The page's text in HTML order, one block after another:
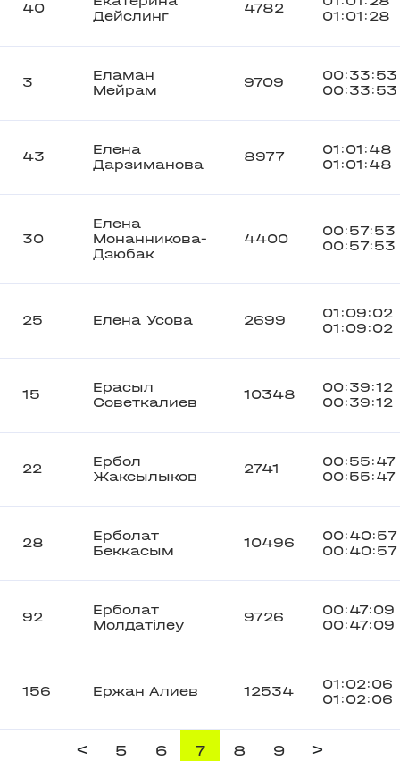
40
Дейслинг
4782
01:01:28
3
Еламан
Мейрам
9709
00:33:53
00:33:53
43
Елена
Дарзиманова
8977
01:01:48
01:01:48
30
Елена
Монанникова-
Дзюбак
4400
00:57:53
00:57:53
25 Елена Усова 2699
01:09:02
01:09:02
15
Ерасыл
Советкалиев
10348
00:39:12
00:39:12
22
Ербол
Жаксылыков
2741
00:55:47
00:55:47
28
Ерболат
Беккасым
10496
00:40:57
00:40:57
92
Ерболат
Молдатілеу
9726
00:47:09
00:47:09
156 Ержан Алиев 12534
01:02:06
01:02:06
< 5 6 7 8 9 >